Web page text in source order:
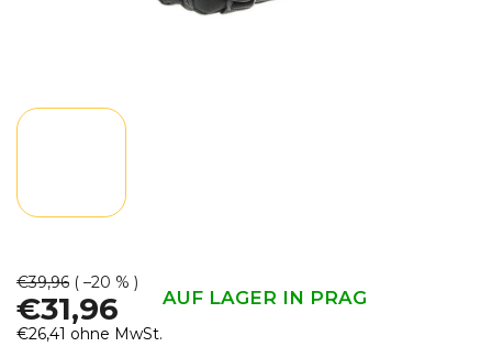
€39,96 ( –20 % )
€31,96 AUF LAGER IN PRAG
€26,41 ohne MwSt.